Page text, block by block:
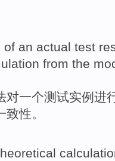
of an actual test
from the
对一个测试实例 进
致性。